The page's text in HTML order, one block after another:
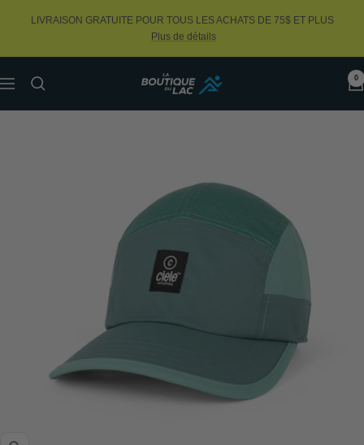
LIVRAISON GRATUITE POUR TOUS LES ACHATS DE 75$ ET PLUS
Plus de détails
Navigation
La
0